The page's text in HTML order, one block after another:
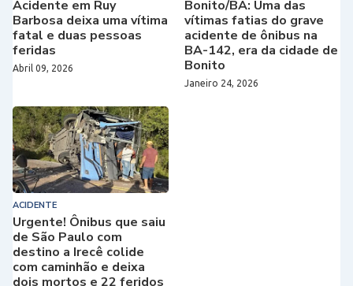
Acidente em Ruy
Barbosa deixa uma vítima
fatal e duas pessoas
feridas
Abril 09, 2026
Bonito/BA: Uma das
vítimas fatias do grave
acidente de ônibus na
BA-142, era da cidade de
Bonito
Janeiro 24, 2026
ACIDENTE
Urgente! Ônibus que saiu
de São Paulo com
destino a Irecê colide
com caminhão e deixa
dois mortos e 22 feridos